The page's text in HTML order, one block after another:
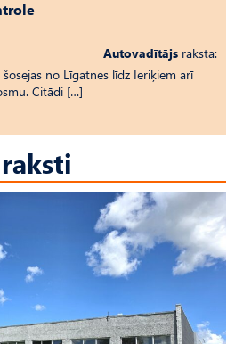
Autovadītājs raksta:
šosejas no Līgatnes līdz Ieriķiem arī
Citādi […]